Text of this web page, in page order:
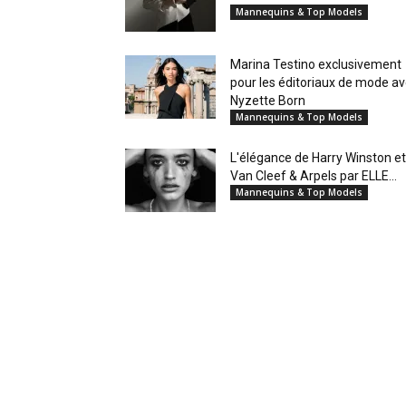
Mannequins & Top Models
Marina Testino exclusivement
pour les éditoriaux de mode
Nyzette Born
Mannequins & Top Models
L'élégance de Harry Winston et
Van Cleef & Arpels par ELLE...
Mannequins & Top Models